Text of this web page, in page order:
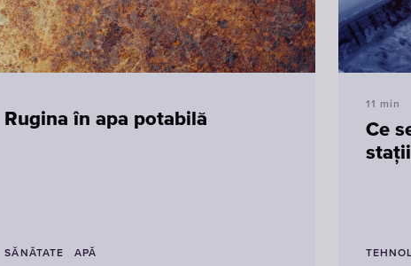
Rugina în apa potabilă
SĂNĂTATE APĂ
11 min
Ce